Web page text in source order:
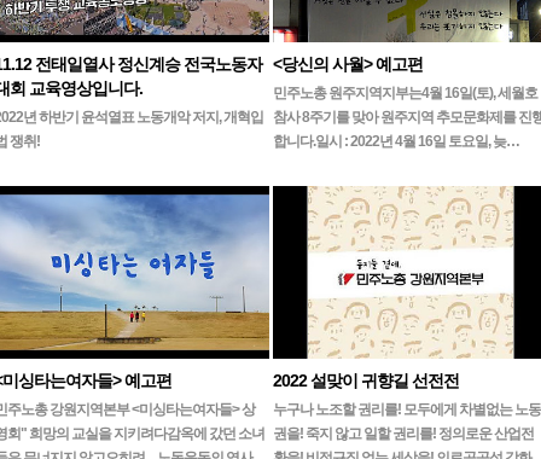
전태일열사 정신계승 전국노동자
회 교육영상입니다.
년 하반기 윤석열표 노동개악 저지, 개혁입
쟁취!
<당신의 사월> 예고편
민주노총 원주지역지부는4월 16일(토), 세월호
참사 8주기를 맞아 원주지역 추모문화제를 진
합니다.일시 : 2022년 4월 16일 토요일, 늦…
미싱타는여자들> 예고편
주노총 강원지역본부 <미싱타는여자들> 상
회" 희망의 교실을 지키려다감옥에 갔던 소녀
2022 설맞이 귀향길 선전전
누구나 노조할 권리를! 모두에게 차별없는 노동
권을! 죽지 않고 일할 권리를! 정의로운 산업전